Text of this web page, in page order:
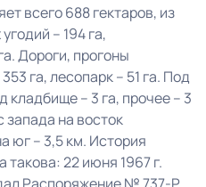
всего 688 гектаров, из
– 194 га,
Дороги, прогоны
га, лесопарк – 51 га. Под
кладбище – 3 га, прочее – 3
запада на восток
юг – 3,5 км. История
такова: 22 июня 1967 г.